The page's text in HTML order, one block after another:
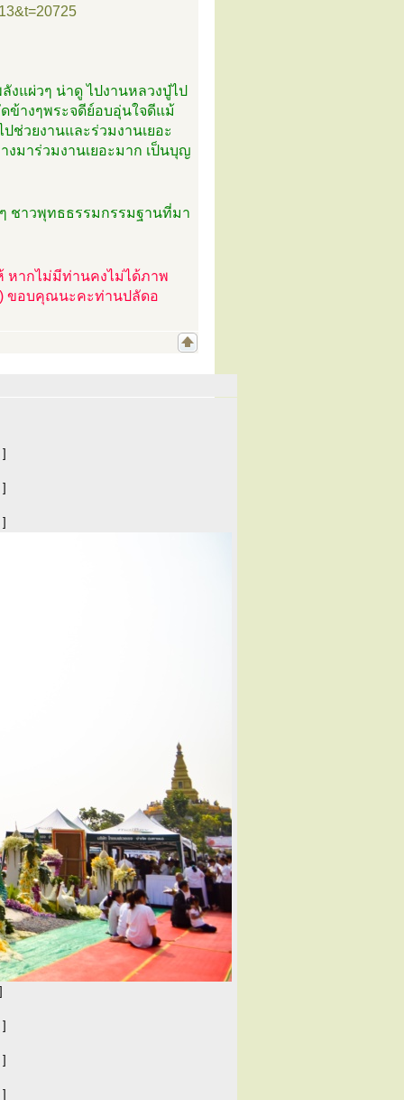
งแผ่วๆ น่าดู‬ ไปงานหลวงปู่ไป
ข้างๆพระจดีย์อบอุ่นใจดีแม้
ช่วยงานและร่วมงานเยอะ
มาร่วมงานเยอะมาก ‪เป็นบุญ
ชาวพุทธธรรมกรรมฐานที่มา
หากไม่มีท่านคงไม่ได้ภาพ
) ขอบคุณนะคะท่านปลัดอ